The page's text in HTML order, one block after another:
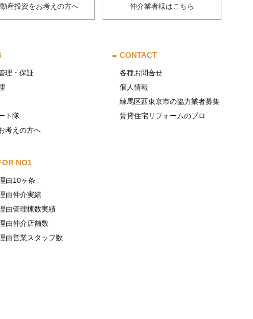
産投資をお考えの方へ 仲介業者様はこちら
理・保証
ト隊
考えの方へ
NO1
由10ヶ条
由仲介実績
由管理棟数実績
由仲介店舗数
由営業スタッフ数
CONTACT
各種お問合せ
個人情報
練馬区西東京市の協力業者募集
賃貸住宅リフォームのプロ